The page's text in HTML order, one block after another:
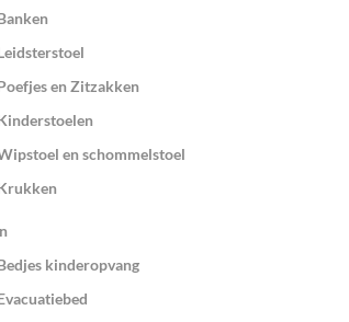
en Zitzakken
en schommelstoel
kinderopvang